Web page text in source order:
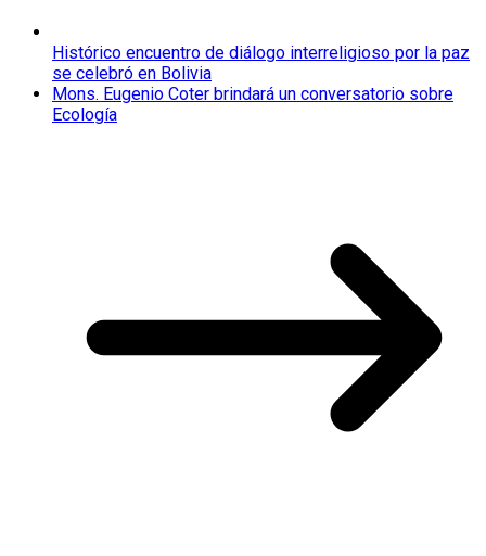
Histórico encuentro de diálogo interreligioso por la paz
se celebró en Bolivia
Mons. Eugenio Coter brindará un conversatorio sobre
Ecología